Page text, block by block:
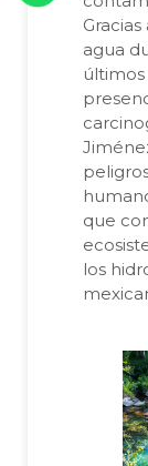
agua
que
los